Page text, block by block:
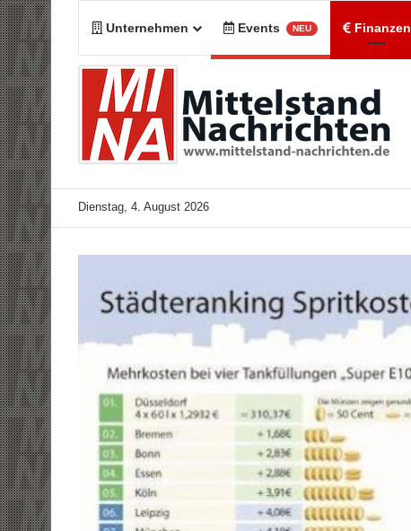
Unternehmen Events NEU Finanzen
Dienstag, 4. August 2026